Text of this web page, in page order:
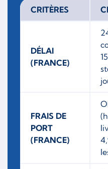
CRITÈRES
DÉLAI
(FRANCE)
FRAIS DE
PORT
(FRANCE)